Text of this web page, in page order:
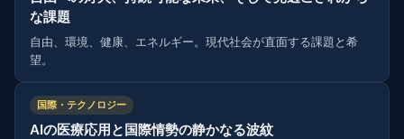
な課題
自由、環境、健康、エネルギー。現代社会が直面する課題と希
望。
国際・テクノロジー
AIの医療応用と国際情勢の静かなる波紋